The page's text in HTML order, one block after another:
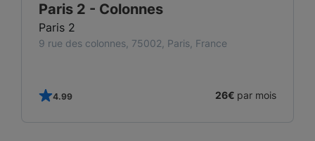
Paris 2 - Colonnes
Paris 2
9 rue des colonnes, 75002, Paris, France
4.99 26€ par mois